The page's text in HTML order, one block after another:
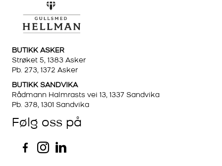
BUTIKK ASKER
Strøket 5, 1383 Asker
Pb. 273, 1372 Asker
BUTIKK SANDVIKA
Rådmann Halmrasts vei 13, 1337 Sandvika
Pb. 378, 1301 Sandvika
Følg oss på